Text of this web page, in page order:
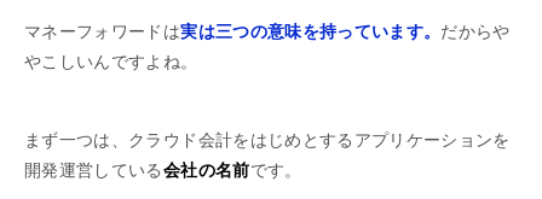
マネーフォワードは実は三つの意味を持っています。 だからや
やこしいんですよね。
まず一つは、クラウド会計をはじめとするアプリケーションを
開発運営している会社の名前です。